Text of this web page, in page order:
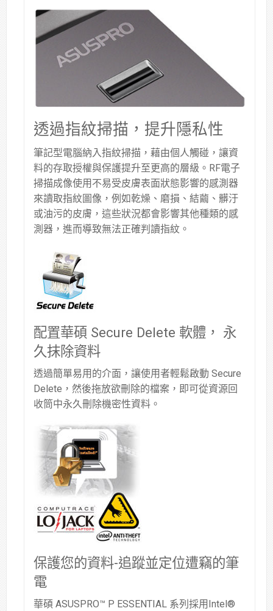
透過指紋掃描，提升隱私性
筆記型電腦納入指紋掃描，藉由個人觸碰，讓資
料的存取授權與保護提升至更高的層級。RF電子
掃描成像使用不易受皮膚表面狀態影響的感測器
來讀取指紋圖像，例如乾燥、磨損、結繭、髒汙
或油污的皮膚，這些狀況都會影響其他種類的感
測器，進而導致無法正確判讀指紋。
配置華碩 Secure Delete 軟體， 永
久抹除資料
透過簡單易用的介面，讓使用者輕鬆啟動 Secure
Delete，然後拖放欲刪除的檔案，即可從資源回
收筒中永久刪除機密性資料。
保護您的資料-追蹤並定位遭竊的筆
電
華碩 ASUSPRO™ P ESSENTIAL 系列採用Intel®